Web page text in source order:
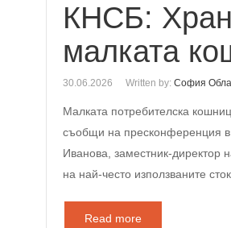
КНСБ:
малката
30.06.2026 Written by: София
Малката потребителска
съобщи на пресконференция
Иванова, заместник-директор
на най-често използваните
Read more